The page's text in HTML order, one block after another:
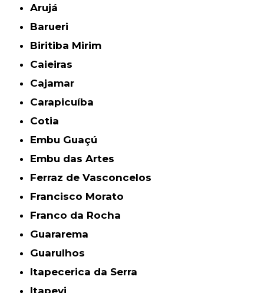
Arujá
Barueri
Biritiba Mirim
Caieiras
Cajamar
Carapicuíba
Cotia
Embu Guaçú
Embu das Artes
Ferraz de Vasconcelos
Francisco Morato
Franco da Rocha
Guararema
Guarulhos
Itapecerica da Serra
Itapevi